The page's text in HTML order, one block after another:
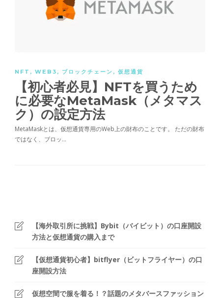
NFT , WEB3 , ブロックチェーン , 仮想通貨
【初心者必見】NFTを買うため
に必要なMetaMask（メタマス
ク）の設定方法
MetaMaskとは、仮想通貨専用のWeb上の財布のことです。 ただの財布
ではなく、ブロッ…
【海外取引所に挑戦】Bybit（バイビット）の口座開設
方法と仮想通貨の購入まで
【仮想通貨初心者】bitflyer（ビットフライヤー）の口
座開設方法
仮想空間で服を着る！？話題のメタバースファッション